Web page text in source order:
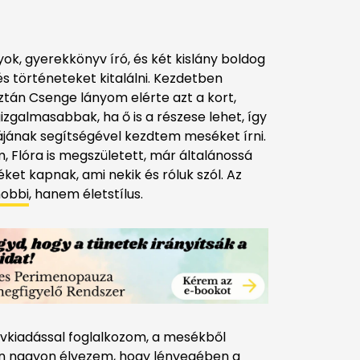
gyerekkönyv író, és két kislány boldog
történeteket kitalálni. Kezdetben
Csenge lányom elérte azt a kort,
ha ő is a részese lehet, így
segítségével kezdtem meséket írni.
Flóra is megszületett, már általánossá
kapnak, ami nekik és róluk szól. Az
, hanem életstílus.
foglalkozom, a mesékből